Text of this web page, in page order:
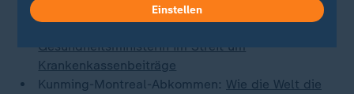
selbständiger werden?
"Lauterbach täuscht Öffentlichkeit":Bayerns
Gesundheitsministerin im Streit um
Krankenkassenbeiträge
Kunming-Montreal-Abkommen: Wie die Welt die
Einstellen